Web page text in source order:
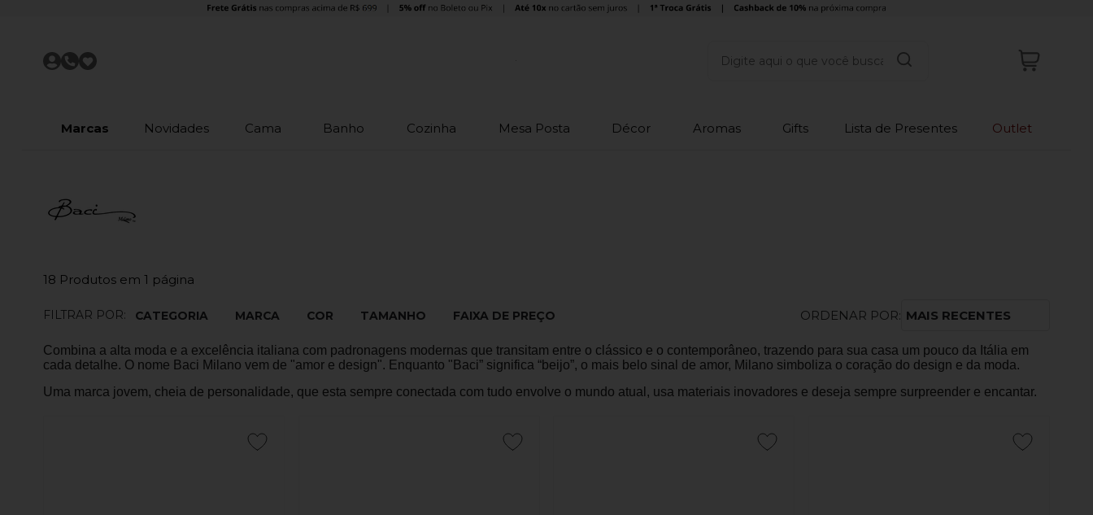
Marcas Novidades Cama Banho Cozinha Mesa Posta Décor Aromas Gifts Lista de Presentes Outlet
18 Produtos em 1 página
FILTRAR POR: CATEGORIA MARCA COR TAMANHO FAIXA DE PREÇO ORDENAR POR: MAIS RECENTES
Combina a alta moda e a excelência italiana com padronagens modernas que transitam entre o clássico e o contemporâneo, trazendo para sua casa um pouco da Itália em
cada detalhe. O nome Baci Milano vem de "amor e design". Enquanto "Baci” significa “beijo”, o mais belo sinal de amor, Milano simboliza o coração do design e da moda.
Uma marca jovem, cheia de personalidade, que esta sempre conectada com tudo envolve o mundo atual, usa materiais inovadores e deseja sempre surpreender e encantar.